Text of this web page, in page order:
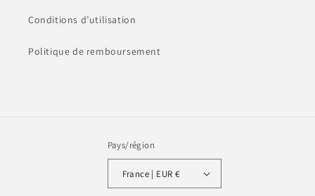
Conditions d’utilisation
Politique de remboursement
Pays/région
France | EUR €